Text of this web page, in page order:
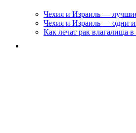
Чехия и Израиль —
Чехия и Израиль — одни
Как лечат рак влагалища